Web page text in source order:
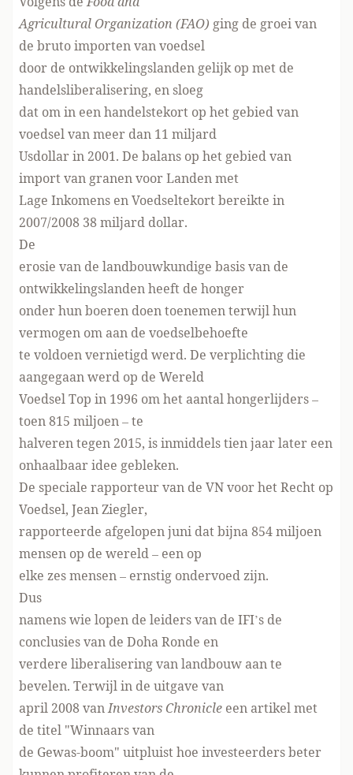
Agricultural Organization (FAO) ging de groei van
de bruto importen van voedsel
door de ontwikkelingslanden gelijk op met de
handelsliberalisering, en sloeg
dat om in een handelstekort op het gebied van
voedsel van meer dan 11 miljard
Usdollar in 2001. De balans op het gebied van
import van granen voor Landen met
Lage Inkomens en Voedseltekort bereikte in
2007/2008 38 miljard dollar.
De
erosie van de landbouwkundige basis van de
ontwikkelingslanden heeft de honger
onder hun boeren doen toenemen terwijl hun
vermogen om aan de voedselbehoefte
te voldoen vernietigd werd. De verplichting die
aangegaan werd op de Wereld
Voedsel Top in 1996 om het aantal hongerlijders –
toen 815 miljoen – te
halveren tegen 2015, is inmiddels tien jaar later een
onhaalbaar idee gebleken.
De speciale rapporteur van de VN voor het Recht op
Voedsel, Jean Ziegler,
rapporteerde afgelopen juni dat bijna 854 miljoen
mensen op de wereld – een op
elke zes mensen – ernstig ondervoed zijn.
Dus
namens wie lopen de leiders van de IFI’s de
conclusies van de Doha Ronde en
verdere liberalisering van landbouw aan te
bevelen. Terwijl in de uitgave van
april 2008 vanInvestors Chronicle een artikel met
de titel "Winnaars van
de Gewas-boom" uitpluist hoe investeerders beter